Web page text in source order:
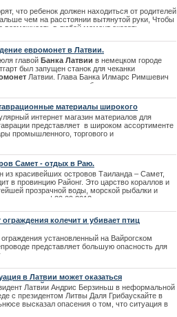
что ребенок должен находиться от родителей
чем на расстоянии вытянутой руки, Чтобы
возможность в любой момент оказать
Snap 4PK , это расстояние увеличилось до 150
евромонет в Латвии.
главой Банка Латвии в немецком городе
был запущен станок для чеканки
Латвии. Глава Банка Илмарс Римшевич
что такие монеты необходимы для перехода с
возможным вхождениемЛатвии в
. Далее в палном обзоре статьи. |
материалы широкого
интернет магазин материалов для
представляет в широком ассортименте
промышленного, торгового и
Самет - отдых в Раю.
из красивейших островов Таиланда – Самет,
в провинцию Районг. Это царство кораллов и
прозрачной воды, морской рыбалки и
отдыха. | 20.09.2013
колечит и убивает птиц
установленный на Вайрогском
представляет большую опасность для
в Латвии может оказаться
Латвии Андрис Берзиньш в неформальной
с президентом Литвы Даля Грибаускайте в
высказал опасения о том, что ситуация в
после скандального высказывания